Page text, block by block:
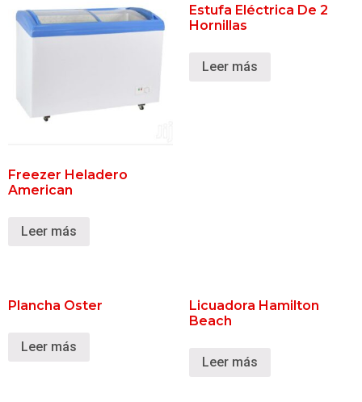
Freezer Heladero
American
Leer más
Estufa Eléctrica De 2
Hornillas
Leer más
Plancha Oster
Leer más
Licuadora Hamilton
Beach
Leer más